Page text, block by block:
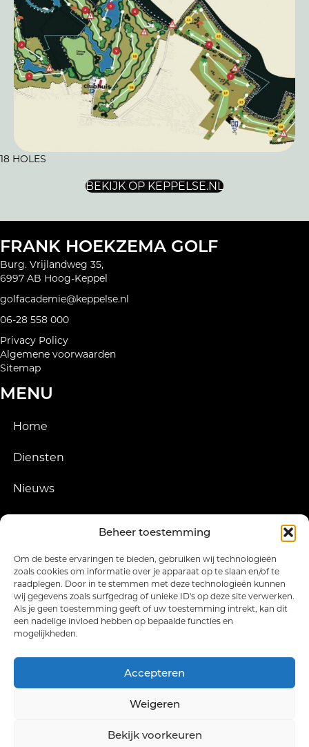
Beheer toestemming
Om de beste ervaringen te bieden, gebruiken wij technologieën
zoals cookies om informatie over je apparaat op te slaan en/of te
raadplegen. Door in te stemmen met deze technologieën kunnen
wij gegevens zoals surfgedrag of unieke ID's op deze site verwerken.
Als je geen toestemming geeft of uw toestemming intrekt, kan dit
een nadelige invloed hebben op bepaalde functies en
mogelijkheden.
Accepteren
Weigeren
Bekijk voorkeuren
18 HOLES
BEKIJK OP KEPPELSE.NL
FRANK HOEKZEMA GOLF
Burg. Vrijlandweg 35,
6997 AB Hoog-Keppel
golfacademie@keppelse.nl
06-28 558 000
Privacy Policy
Algemene voorwaarden
Sitemap
MENU
Home
Diensten
Nieuws
SCHRIJF JE IN VOOR DE
NIEUWSBRIEF
Ik ga akkoord dat mijn gegevens worden verzameld en
© 2026 Frank Hoekzema Golf | Gebouwd met